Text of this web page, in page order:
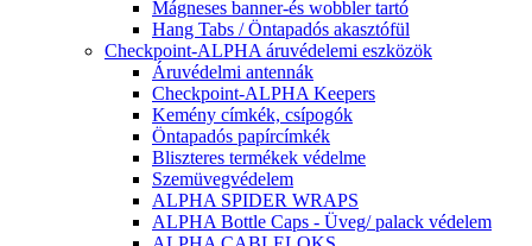
Mágneses banner-és wobbler tartó
Hang Tabs / Öntapadós akasztófül
Checkpoint-ALPHA áruvédelemi eszközök
Áruvédelmi antennák
Checkpoint-ALPHA Keepers
Kemény címkék, csípogók
Öntapadós papírcímkék
Bliszteres termékek védelme
Szemüvegvédelem
ALPHA SPIDER WRAPS
ALPHA Bottle Caps - Üveg/ palack védelem